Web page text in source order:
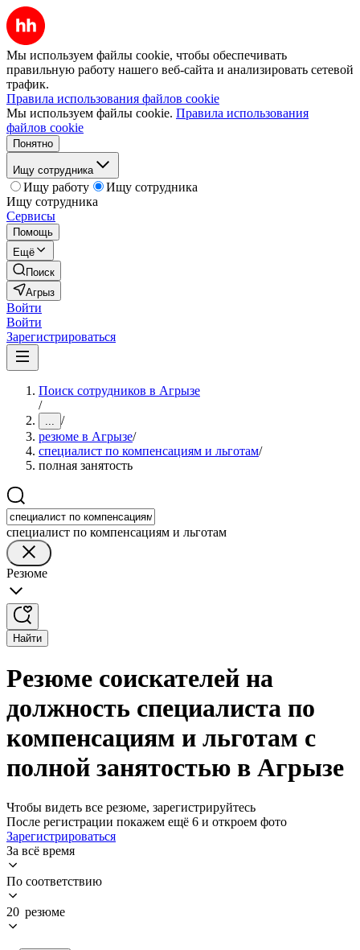
Мы используем файлы cookie, чтобы обеспечивать
правильную работу нашего веб-сайта и анализировать сетевой
трафик.
Правила использования файлов cookie
Мы используем файлы cookie. Правила использования
файлов cookie
Понятно
Ищу сотрудника
Ищу работу
Ищу сотрудника
Ищу сотрудника
Сервисы
Помощь
Ещё
Поиск
Агрыз
Войти
Войти
Зарегистрироваться
Поиск сотрудников в Агрызе
/
... /
резюме в Агрызе/
специалист по компенсациям и льготам/
полная занятость
специалист по компенсациям и льготам
Резюме
Найти
Резюме соискателей на
должность специалиста по
компенсациям и льготам с
полной занятостью в Агрызе
Чтобы видеть все резюме, зарегистрируйтесь
После регистрации покажем ещё 6 и откроем фото
Зарегистрироваться
За всё время
По соответствию
20 резюме